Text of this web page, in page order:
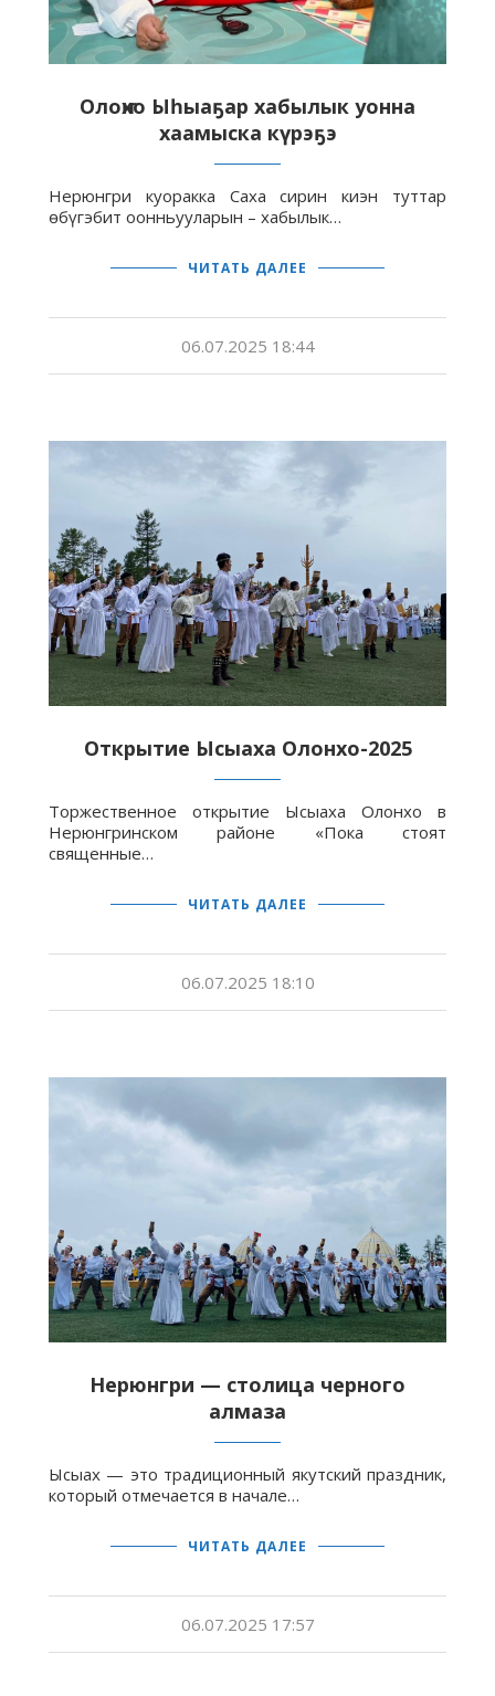
Олоҥхо Ыһыаҕар хабылык уонна
хаамыска күрэҕэ
Нерюнгри куоракка Саха сирин киэн туттар
өбүгэбит оонньууларын – хабылык…
ЧИТАТЬ ДАЛЕЕ
06.07.2025 18:44
Открытие Ысыаха Олонхо-2025
Торжественное открытие Ысыаха Олонхо в
Нерюнгринском районе «Пока стоят
священные…
ЧИТАТЬ ДАЛЕЕ
06.07.2025 18:10
Нерюнгри — столица черного
алмаза
Ысыах — это традиционный якутский праздник,
который отмечается в начале…
ЧИТАТЬ ДАЛЕЕ
06.07.2025 17:57